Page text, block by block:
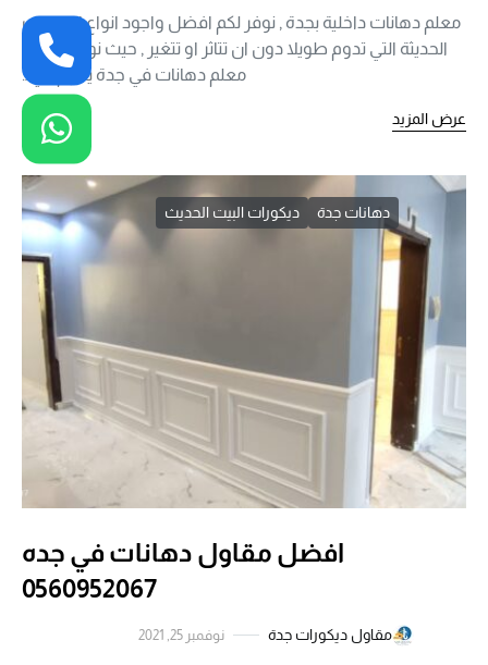
معلم دهانات داخلية بجدة , نوفر لكم افضل واجود انواع الدهانات
الحديثة التي تدوم طويلا دون ان تتاثر او تتغير , حيث نوفر افضل
معلم دهانات في جدة يقوم في…
عرض المزيد
دهانات جدة ديكورات البيت الحديث
افضل مقاول دهانات في جده
0560952067
مقاول ديكورات جدة نوفمبر 25, 2021